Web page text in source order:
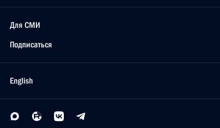
в расширенном составе
9 ноября 2023 года, 13:30
9 ноября 2023 года, 12:15